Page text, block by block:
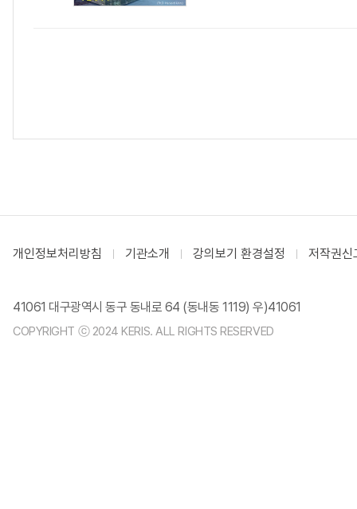
개인정보처리방침 기관소개 강의보기 환경설정 저작권신
41061 대구광역시 동구 동내로 64 (동내동 1119) 우)41061
COPYRIGHT ⓒ 2024 KERIS. ALL RIGHTS RESERVED